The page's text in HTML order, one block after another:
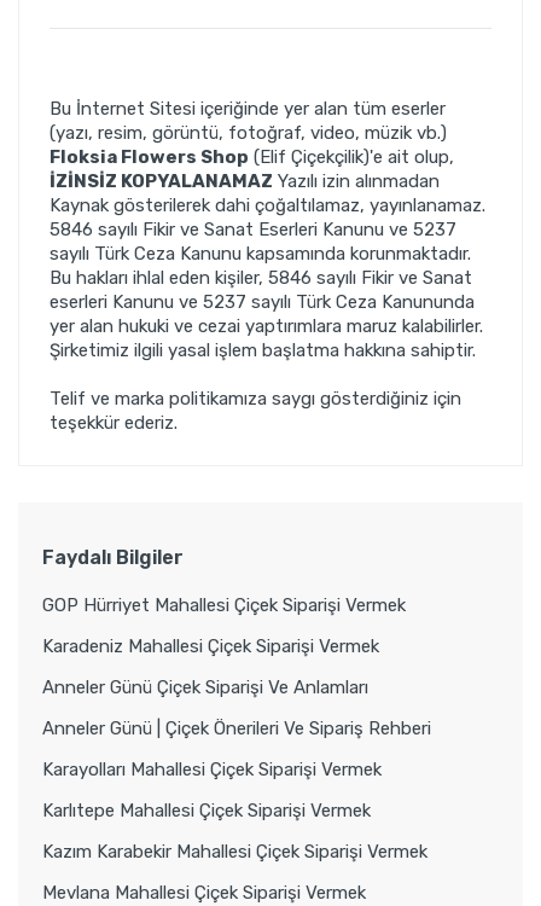
Faydalı Bilgiler
GOP Hürriyet Mahallesi Çiçek Siparişi Vermek
Karadeniz Mahallesi Çiçek Siparişi Vermek
Anneler Günü Çiçek Siparişi Ve Anlamları
Anneler Günü | Çiçek Önerileri Ve Sipariş Rehberi
Karayolları Mahallesi Çiçek Siparişi Vermek
Karlıtepe Mahallesi Çiçek Siparişi Vermek
Kazım Karabekir Mahallesi Çiçek Siparişi Vermek
Mevlana Mahallesi Çiçek Siparişi Vermek
Bu İnternet Sitesi içeriğinde yer alan tüm eserler
(yazı, resim, görüntü, fotoğraf, video, müzik vb.)
Floksia Flowers Shop (Elif Çiçekçilik)'e ait olup,
İZİNSİZ KOPYALANAMAZ Yazılı izin alınmadan
Kaynak gösterilerek dahi çoğaltılamaz, yayınlanamaz.
5846 sayılı Fikir ve Sanat Eserleri Kanunu ve 5237
sayılı Türk Ceza Kanunu kapsamında korunmaktadır.
Bu hakları ihlal eden kişiler, 5846 sayılı Fikir ve Sanat
eserleri Kanunu ve 5237 sayılı Türk Ceza Kanununda
yer alan hukuki ve cezai yaptırımlara maruz kalabilirler.
Şirketimiz ilgili yasal işlem başlatma hakkına sahiptir.
Telif ve marka politikamıza saygı gösterdiğiniz için
teşekkür ederiz.